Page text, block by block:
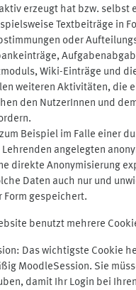
erzeugt hat bzw. selbst
Textbeiträge in
oder
Wiki-Einträge und
weiteren Aktivitäten, die
den NutzerInnen und
Beispiel im Falle einer
angelegten
direkte Anonymisierung
Daten auch nur und
Form gespeichert.
benutzt mehrere
Das wichtigste Cookie
MoodleSession. Sie
damit Ihr Login bei